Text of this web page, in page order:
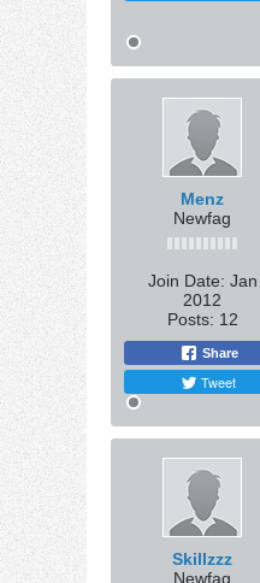
Menz
Newfag
Join Date: Jan
2012
Posts: 12
Share
Tweet
Skillzzz
Newfag